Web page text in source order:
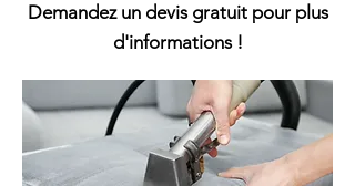
Demandez un devis gratuit pour plus
d'informations !